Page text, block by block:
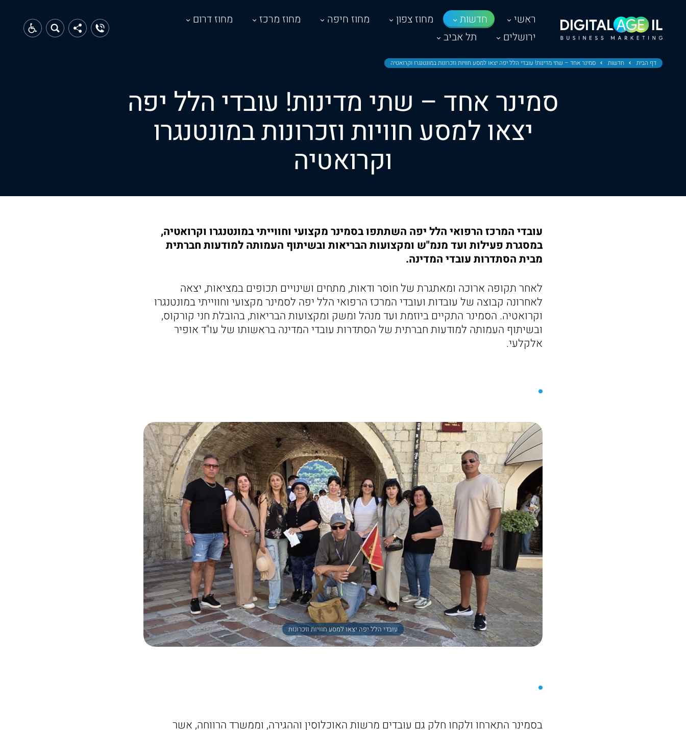
ראשי חדשות מחוז צפון מחוז חיפה מחוז מרכז
מחוז דרום
ירושלים
תל אביב
דף הבית חדשות סמינר אחד – שתי מדינות! עובדי הלל יפה יצאו למסע חוויות וזכרונות במונטנגרו וקרואטיה
סמינר אחד – שתי מדינות! עובדי הלל יפה
יצאו למסע חוויות וזכרונות במונטנגרו
וקרואטיה
עובדי המרכז הרפואי הלל יפה השתתפו בסמינר מקצועי וחווייתי במונטנגרו וקרואטיה,
במסגרת פעילות ועד מנמ"ש ומקצועות הבריאות ובשיתוף העמותה למודעות חברתית
מבית הסתדרות עובדי המדינה.
לאחר תקופה ארוכה ומאתגרת של חוסר ודאות, מתחים ושינויים תכופים במציאות, יצאה
לאחרונה קבוצה של עובדות ועובדי המרכז הרפואי הלל יפה לסמינר מקצועי וחווייתי במונטנגרו
וקרואטיה. הסמינר התקיים ביוזמת ועד מנהל ומשק ומקצועות הבריאות, בהובלת חני קורקוס,
ובשיתוף העמותה למודעות חברתית של הסתדרות עובדי המדינה בראשותו של עו"ד אופיר
אלקלעי.
עובדי הלל יפה יצאו למסע חוויות וזכרונות
בסמינר התארחו ולקחו חלק גם עובדים מרשות האוכלוסין וההגירה, וממשרד הרווחה, אשר